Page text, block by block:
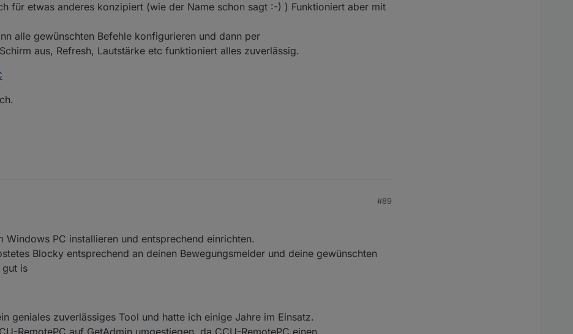
für etwas anderes konzipiert (wie der Name schon sagt :-) ) Funktioniert aber mit
alle gewünschten Befehle konfigurieren und dann per
aus, Refresh, Lautstärke etc funktioniert alles zuverlässig.
#89
Windows PC installieren und entsprechend einrichten.
Blocky entsprechend an deinen Bewegungsmelder und deine gewünschten
gut is
geniales zuverlässiges Tool und hatte ich einige Jahre im Einsatz.